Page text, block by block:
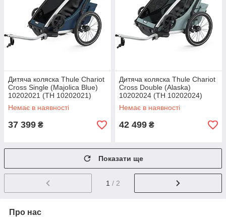
Дитяча коляска Thule Chariot
Cross Single (Majolica Blue)
10202021 (TH 10202021)
Немає в наявності
37 399 ₴
Дитяча коляска Thule Chariot
Cross Double (Alaska)
10202024 (TH 10202024)
Немає в наявності
42 499 ₴
Показати ще
1 / 2
Про нас